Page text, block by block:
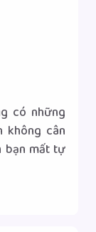
có những
không cân
bạn mất tự